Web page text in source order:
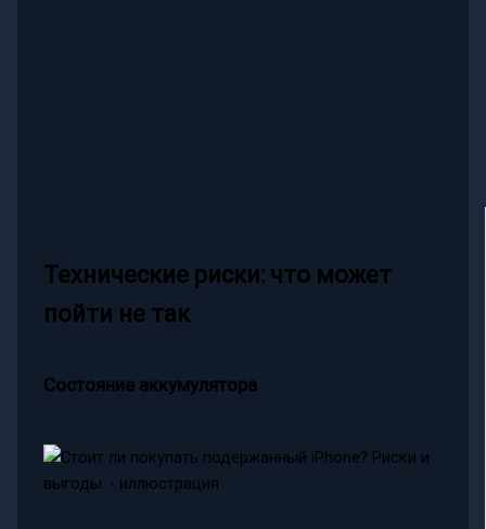
Технические риски: что может
пойти не так
Состояние аккумулятора